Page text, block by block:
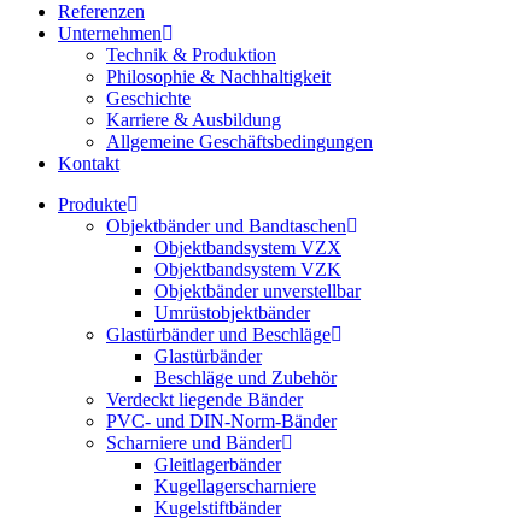
Referenzen
Unternehmen
Technik & Produktion
Philosophie & Nachhaltigkeit
Geschichte
Karriere & Ausbildung
Allgemeine Geschäftsbedingungen
Kontakt
Produkte
Objektbänder und Bandtaschen
Objektbandsystem VZX
Objektbandsystem VZK
Objektbänder unverstellbar
Umrüstobjektbänder
Glastürbänder und Beschläge
Glastürbänder
Beschläge und Zubehör
Verdeckt liegende Bänder
PVC- und DIN-Norm-Bänder
Scharniere und Bänder
Gleitlagerbänder
Kugellagerscharniere
Kugelstiftbänder